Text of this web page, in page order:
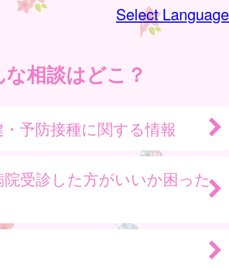
Select Language
な相談はどこ？
予防接種に関する情報
受診した方がいいか困った